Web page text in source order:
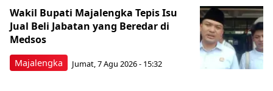
Majalengka
Wakil Bupati Majalengka Tepis Isu
Jual Beli Jabatan yang Beredar di
Medsos
Jumat, 7 Agu 2026 - 15:32